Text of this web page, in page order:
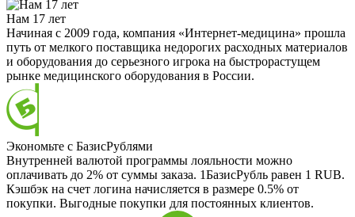
Нам 17 лет
Начиная с 2009 года, компания «Интернет-медицина» прошла
путь от мелкого поставщика недорогих расходных материалов
и оборудования до серьезного игрока на быстрорастущем
рынке медицинского оборудования в России.
Экономьте с БазисРублями
Внутренней валютой программы лояльности можно
оплачивать до 2% от суммы заказа. 1БазисРубль равен 1 RUB.
Кэшбэк на счет логина начисляется в размере 0.5% от
покупки. Выгодные покупки для постоянных клиентов.